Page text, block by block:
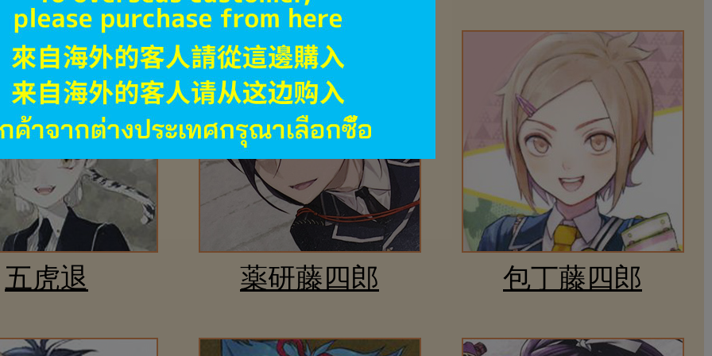
五虎退 薬研藤四郎 包丁藤四郎